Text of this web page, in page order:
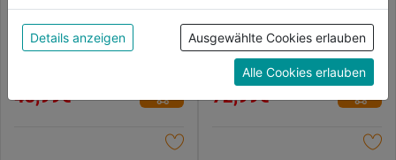
von
48,99€
21tlg,KM,DM 1-8,5x0,5/9-
13x1,0
0.0 (0)
von
72,99€
der Verwendung aller Cookies zu. Unter "Details
anzeigen" findest du alle Infos zu den
unterschiedlichen Cookies, unter "Cookies
Konfigurieren" kannst du auswählen, welche Cookies
du zulassen möchtest und welche nicht.
Datenschutzerklärung.
Details anzeigen Ausgewählte Cookies erlauben
Alle Cookies erlauben